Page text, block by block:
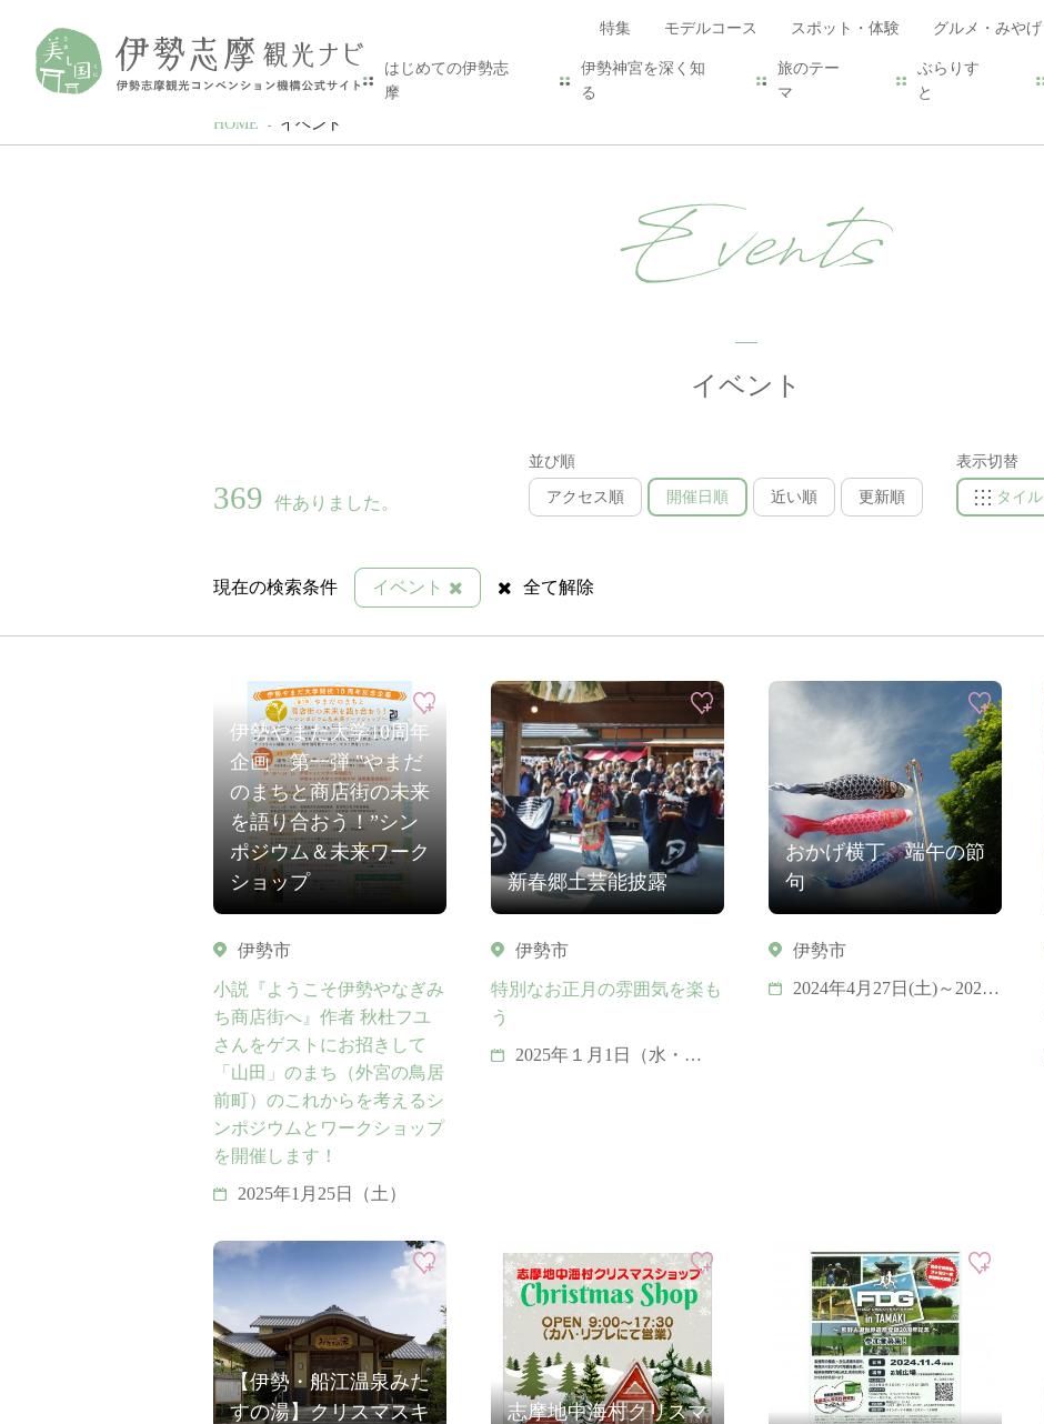
特集 モデルコース スポット・体験 グルメ・みやげ
はじめての伊勢志
摩
伊勢神宮を深く知
る
旅のテー
マ
ぶらりす
と
HOME イベント
Events
イベント
369 件ありました。
並び順
アクセス順 開催日順 近い順 更新順
表示切替
タイル
現在の検索条件 イベント 全て解除
伊勢やまだ大学10周年
企画 第一弾 "やまだ
のまちと商店街の未来
を語り合おう！”シン
ポジウム＆未来ワーク
ショップ
伊勢市
小説『ようこそ伊勢やなぎみ
ち商店街へ』作者 秋杜フユ
さんをゲストにお招きして
「山田」のまち（外宮の鳥居
前町）のこれからを考えるシ
ンポジウムとワークショップ
を開催します！
2025年1月25日（土）
新春郷土芸能披露
伊勢市
特別なお正月の雰囲気を楽も
う
2025年１月1日（水・
おかげ横丁 端午の節
句
伊勢市
2024年4月27日(土)～2024
【伊勢・船江温泉みた
すの湯】クリスマスキ
志摩地中海村クリスマ